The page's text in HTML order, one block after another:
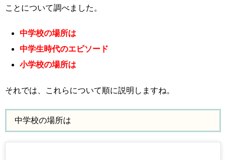
ことについて調べました。
中学校の場所は
中学生時代のエピソード
小学校の場所は
それでは、これらについて順に説明しますね。
中学校の場所は